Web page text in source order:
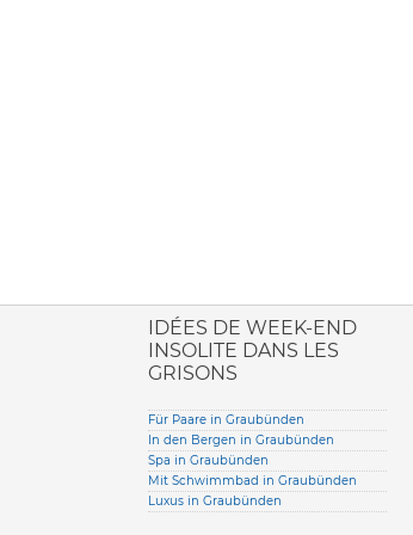
italiana
IDÉES DE WEEK-END
INSOLITE DANS LES
GRISONS
Für Paare in Graubünden
In den Bergen in Graubünden
Spa in Graubünden
Mit Schwimmbad in Graubünden
Luxus in Graubünden